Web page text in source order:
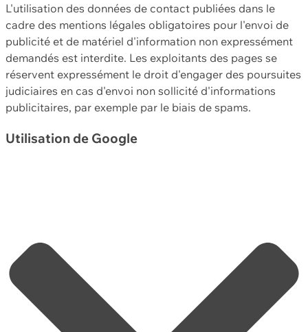
L'utilisation des données de contact publiées dans le
cadre des mentions légales obligatoires pour l'envoi de
publicité et de matériel d'information non expressément
demandés est interdite. Les exploitants des pages se
réservent expressément le droit d'engager des poursuites
judiciaires en cas d'envoi non sollicité d'informations
publicitaires, par exemple par le biais de spams.
Utilisation de Google